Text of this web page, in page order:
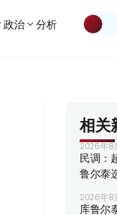
政治 分析
相关
2026年8
民调：
鲁尔泰
2026年8
库鲁尔